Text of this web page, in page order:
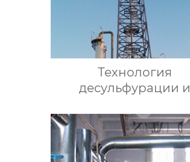
Технология
десульфурации и
NHD